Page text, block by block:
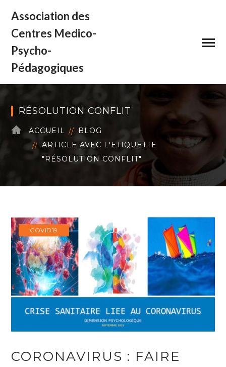
Association des
Centres Medico-
Psycho-
Pédagogiques
RÉSOLUTION CONFLIT
ACCUEIL
BLOG
ARTICLE AVEC L'ETIQUETTE
"RÉSOLUTION CONFLIT"
COVID19
CORONAVIRUS : FAIRE